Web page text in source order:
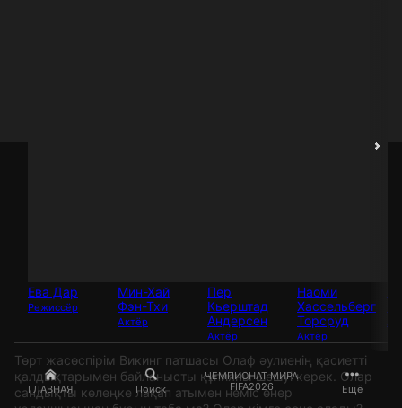
ГЛАВНАЯ Поиск
ЧЕМПИОНАТ МИРА
FIFA2026
Ещё
Ева Дар
Режиссёр
Мин-Хай
Фэн-Тхи
Актёр
Пер
Кьерштад
Андерсен
Актёр
Наоми
Хассельберг
Торсруд
Актёр
Төрт жасөспірім Викинг патшасы Олаф әулиенің қасиетті
қалдықтарымен байланысты құпияны шешуі керек. Олар
сандықты көлеңке лақап атымен неміс өнер